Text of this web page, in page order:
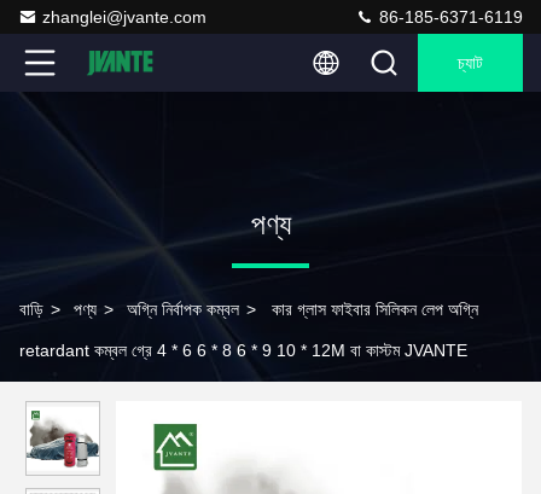
zhanglei@jvante.com 86-185-6371-6119
চ্যাট
পণ্য
বাড়ি > পণ্য > অগ্নি নির্বাপক কম্বল > কার গ্লাস ফাইবার সিলিকন লেপ অগ্নি
retardant কম্বল গ্রে 4 * 6 6 * 8 6 * 9 10 * 12M বা কাস্টম JVANTE